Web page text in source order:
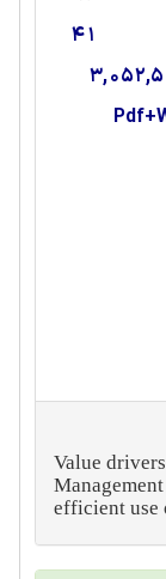
41
Value
efficient use